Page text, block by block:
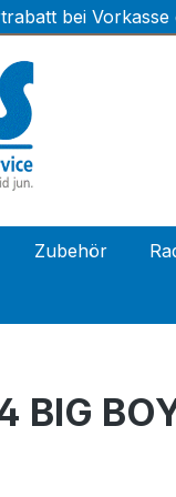
bei
Zubehör
BIG